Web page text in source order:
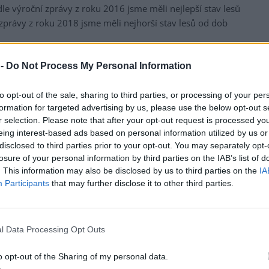
Do Not Process My Personal Information
opt-out of the sale, sharing to third parties, or processing of your
for targeted advertising by us, please use the below opt-out
selection. Please note that after your opt-out request is processed
interest-based ads based on personal information utilized by us
to third parties prior to your opt-out. You may separately
of your personal information by third parties on the IAB’s list of
This information may also be disclosed by us to third parties on the
Participants that may further disclose it to other third parties.
Data Processing Opt Outs
opt-out of the Sharing of my personal data.
výroční zprávy z roku 2016 jsme měli nejlepší stav lesů
z roku 2018 jsme měli nejhorší stav lesů od dob
s klimatickou změnou, s projevy sucha začaly být
v minulosti mnohokrát, například v roce 2007 u
procesu dynamiky přírody. Na spáleniště nalétla bříza
počátku nepochyboval o dynamice obnovy přes
dál smrky? Proč ne, jen to musíme dělat jinak než
říká lesník Aleš Erber
nic hrozného. Naopak to může být cesta, jak